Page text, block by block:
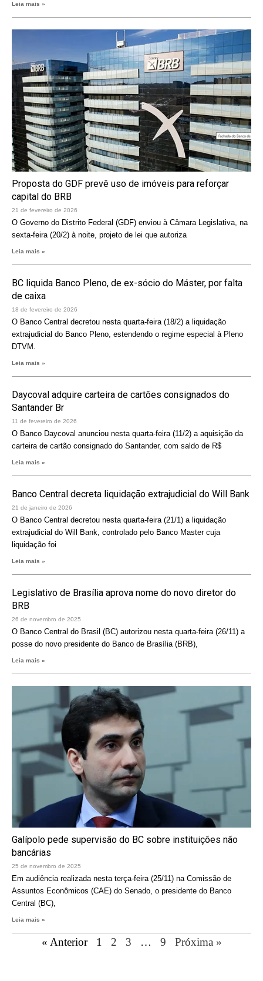
Leia mais »
Proposta do GDF prevê uso de imóveis para reforçar
capital do BRB
21 de fevereiro de 2026
O Governo do Distrito Federal (GDF) enviou à Câmara Legislativa, na
sexta-feira (20/2) à noite, projeto de lei que autoriza
Leia mais »
BC liquida Banco Pleno, de ex-sócio do Máster, por falta
de caixa
18 de fevereiro de 2026
O Banco Central decretou nesta quarta-feira (18/2) a liquidação
extrajudicial do Banco Pleno, estendendo o regime especial à Pleno
DTVM.
Leia mais »
Daycoval adquire carteira de cartões consignados do
Santander Br
11 de fevereiro de 2026
O Banco Daycoval anunciou nesta quarta-feira (11/2) a aquisição da
carteira de cartão consignado do Santander, com saldo de R$
Leia mais »
Banco Central decreta liquidação extrajudicial do Will Bank
21 de janeiro de 2026
O Banco Central decretou nesta quarta-feira (21/1) a liquidação
extrajudicial do Will Bank, controlado pelo Banco Master cuja
liquidação foi
Leia mais »
Legislativo de Brasília aprova nome do novo diretor do
BRB
26 de novembro de 2025
O Banco Central do Brasil (BC) autorizou nesta quarta-feira (26/11) a
posse do novo presidente do Banco de Brasília (BRB),
Leia mais »
Galípolo pede supervisão do BC sobre instituições não
bancárias
25 de novembro de 2025
Em audiência realizada nesta terça-feira (25/11) na Comissão de
Assuntos Econômicos (CAE) do Senado, o presidente do Banco
Central (BC),
Leia mais »
« Anterior 1 2 3 … 9 Próxima »